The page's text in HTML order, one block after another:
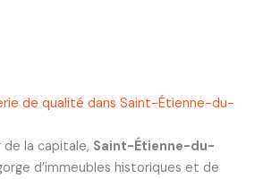
de qualité dans Saint-Étienne-du-
la capitale, Saint-Étienne-du-
d’immeubles historiques et de